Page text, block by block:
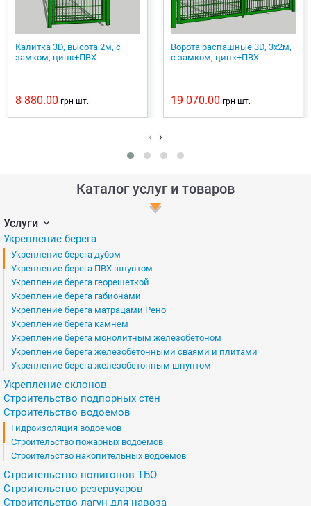
Калитка 3D, высота 2м, с
замком, цинк+ПВХ
8 880.00 грн шт.
Ворота распашные 3D, 3х2м,
с замком, цинк+ПВХ
19 070.00 грн шт.
‹ ›
Каталог услуг и товаров
Услуги
Укрепление берега
Укрепление берега дубом
Укрепление берега ПВХ шпунтом
Укрепление берега георешеткой
Укрепление берега габионами
Укрепление берега матрацами Рено
Укрепление берега камнем
Укрепление берега монолитным железобетоном
Укрепление берега железобетонными сваями и плитами
Укрепление берега железобетонным шпунтом
Укрепление склонов
Строительство подпорных стен
Строительство водоемов
Гидроизоляция водоемов
Строительство пожарных водоемов
Строительство накопительных водоемов
Строительство полигонов ТБО
Строительство резервуаров
Строительство лагун для навоза